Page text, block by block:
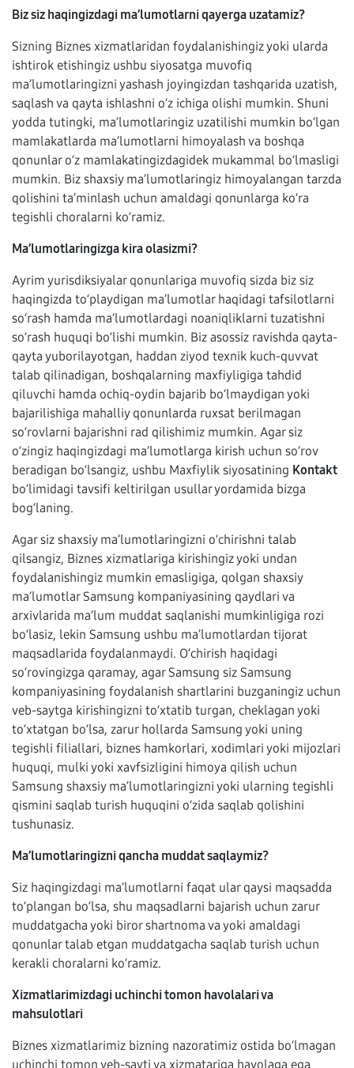
Biz siz haqingizdagi ma’lumotlarni qayerga uzatamiz?
Sizning Biznes xizmatlaridan foydalanishingiz yoki ularda
ishtirok etishingiz ushbu siyosatga muvofiq
ma’lumotlaringizni yashash joyingizdan tashqarida uzatish,
saqlash va qayta ishlashni o‘z ichiga olishi mumkin. Shuni
yodda tutingki, ma’lumotlaringiz uzatilishi mumkin bo‘lgan
mamlakatlarda ma’lumotlarni himoyalash va boshqa
qonunlar o‘z mamlakatingizdagidek mukammal bo‘lmasligi
mumkin. Biz shaxsiy ma’lumotlaringiz himoyalangan tarzda
qolishini ta’minlash uchun amaldagi qonunlarga ko‘ra
tegishli choralarni ko‘ramiz.
Ma’lumotlaringizga kira olasizmi?
Ayrim yurisdiksiyalar qonunlariga muvofiq sizda biz siz
haqingizda to‘playdigan ma’lumotlar haqidagi tafsilotlarni
so‘rash hamda ma’lumotlardagi noaniqliklarni tuzatishni
so‘rash huquqi bo‘lishi mumkin. Biz asossiz ravishda qayta-
qayta yuborilayotgan, haddan ziyod texnik kuch-quvvat
talab qilinadigan, boshqalarning maxfiyligiga tahdid
qiluvchi hamda ochiq-oydin bajarib bo‘lmaydigan yoki
bajarilishiga mahalliy qonunlarda ruxsat berilmagan
so‘rovlarni bajarishni rad qilishimiz mumkin. Agar siz
o‘zingiz haqingizdagi ma’lumotlarga kirish uchun so‘rov
beradigan bo‘lsangiz, ushbu Maxfiylik siyosatining Kontakt
bo‘limidagi tavsifi keltirilgan usullar yordamida bizga
bog‘laning.
Agar siz shaxsiy ma’lumotlaringizni o‘chirishni talab
qilsangiz, Biznes xizmatlariga kirishingiz yoki undan
foydalanishingiz mumkin emasligiga, qolgan shaxsiy
ma’lumotlar Samsung kompaniyasining qaydlari va
arxivlarida ma’lum muddat saqlanishi mumkinligiga rozi
bo‘lasiz, lekin Samsung ushbu ma’lumotlardan tijorat
maqsadlarida foydalanmaydi. O‘chirish haqidagi
so‘rovingizga qaramay, agar Samsung siz Samsung
kompaniyasining foydalanish shartlarini buzganingiz uchun
veb-saytga kirishingizni to‘xtatib turgan, cheklagan yoki
to‘xtatgan bo‘lsa, zarur hollarda Samsung yoki uning
tegishli filiallari, biznes hamkorlari, xodimlari yoki mijozlari
huquqi, mulki yoki xavfsizligini himoya qilish uchun
Samsung shaxsiy ma’lumotlaringizni yoki ularning tegishli
qismini saqlab turish huquqini o‘zida saqlab qolishini
tushunasiz.
Ma’lumotlaringizni qancha muddat saqlaymiz?
Siz haqingizdagi ma’lumotlarni faqat ular qaysi maqsadda
to‘plangan bo‘lsa, shu maqsadlarni bajarish uchun zarur
muddatgacha yoki biror shartnoma va yoki amaldagi
qonunlar talab etgan muddatgacha saqlab turish uchun
kerakli choralarni ko‘ramiz.
Xizmatlarimizdagi uchinchi tomon havolalari va
mahsulotlari
Biznes xizmatlarimiz bizning nazoratimiz ostida bo‘lmagan
uchinchi tomon veb-sayti va xizmatariga havolaga ega